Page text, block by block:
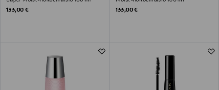
Original Price
133,00 €
Original Price
133,00 €